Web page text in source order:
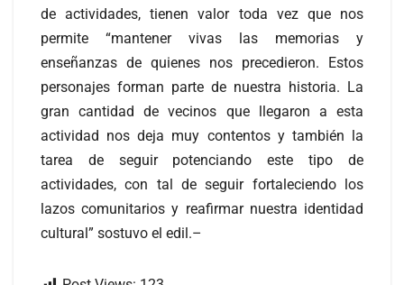
de actividades, tienen valor toda vez que nos
permite “mantener vivas las memorias y
enseñanzas de quienes nos precedieron. Estos
personajes forman parte de nuestra historia. La
gran cantidad de vecinos que llegaron a esta
actividad nos deja muy contentos y también la
tarea de seguir potenciando este tipo de
actividades, con tal de seguir fortaleciendo los
lazos comunitarios y reafirmar nuestra identidad
cultural” sostuvo el edil.–